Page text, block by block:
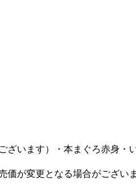
ざいます）・本まぐろ赤身
が変更となる場合がございま